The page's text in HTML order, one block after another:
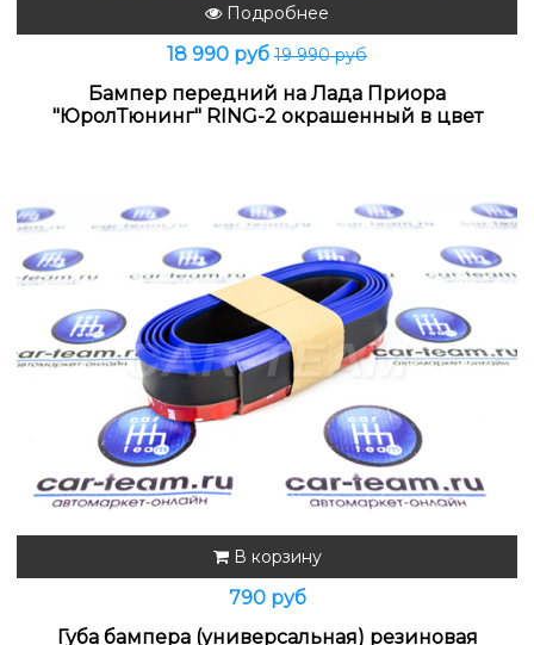
Подробнее
18 990 руб 19 990 руб
Бампер передний на Лада Приора
"ЮролТюнинг" RING-2 окрашенный в цвет
В корзину
790 руб
Губа бампера (универсальная) резиновая